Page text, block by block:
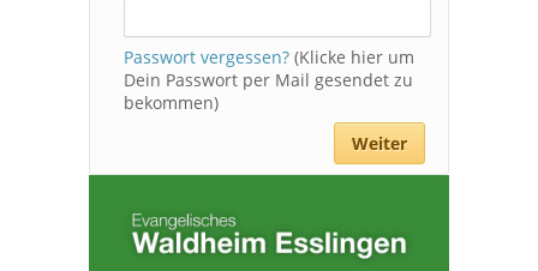
Passwort vergessen? (Klicke hier um
Dein Passwort per Mail gesendet zu
bekommen)
Weiter